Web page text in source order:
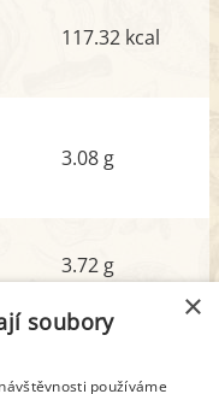
117.32 kcal
3.08 g
3.72 g
1.73 g
9.97 g
×
soubory
používáme